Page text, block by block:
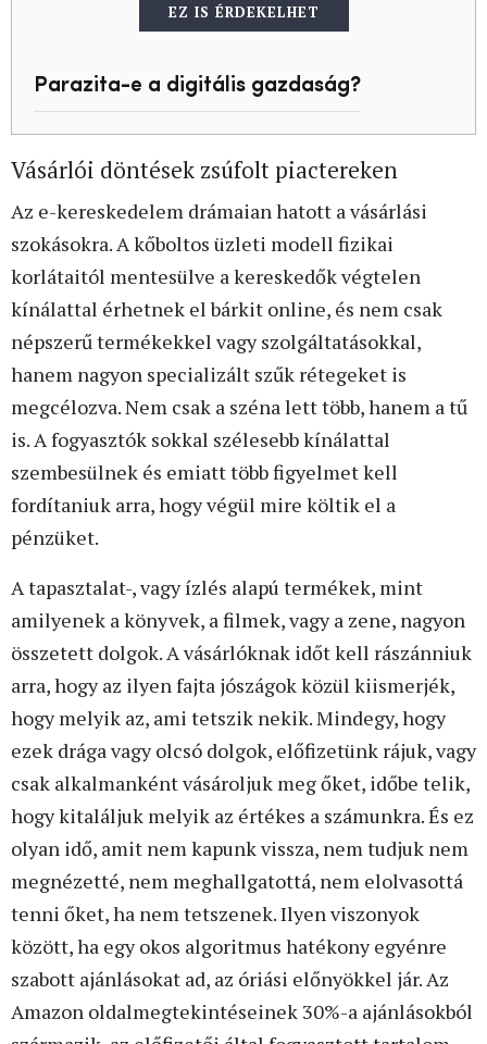
EZ IS ÉRDEKELHET
Parazita-e a digitális gazdaság?
Vásárlói döntések zsúfolt piactereken
Az e-kereskedelem drámaian hatott a vásárlási
szokásokra. A kőboltos üzleti modell fizikai
korlátaitól mentesülve a kereskedők végtelen
kínálattal érhetnek el bárkit online, és nem csak
népszerű termékekkel vagy szolgáltatásokkal,
hanem nagyon specializált szűk rétegeket is
megcélozva. Nem csak a széna lett több, hanem a tű
is. A fogyasztók sokkal szélesebb kínálattal
szembesülnek és emiatt több figyelmet kell
fordítaniuk arra, hogy végül mire költik el a
pénzüket.
A tapasztalat-, vagy ízlés alapú termékek, mint
amilyenek a könyvek, a filmek, vagy a zene, nagyon
összetett dolgok. A vásárlóknak időt kell rászánniuk
arra, hogy az ilyen fajta jószágok közül kiismerjék,
hogy melyik az, ami tetszik nekik. Mindegy, hogy
ezek drága vagy olcsó dolgok, előfizetünk rájuk, vagy
csak alkalmanként vásároljuk meg őket, időbe telik,
hogy kitaláljuk melyik az értékes a számunkra. És ez
olyan idő, amit nem kapunk vissza, nem tudjuk nem
megnézetté, nem meghallgatottá, nem elolvasottá
tenni őket, ha nem tetszenek. Ilyen viszonyok
között, ha egy okos algoritmus hatékony egyénre
szabott ajánlásokat ad, az óriási előnyökkel jár. Az
Amazon oldalmegtekintéseinek 30%-a ajánlásokból